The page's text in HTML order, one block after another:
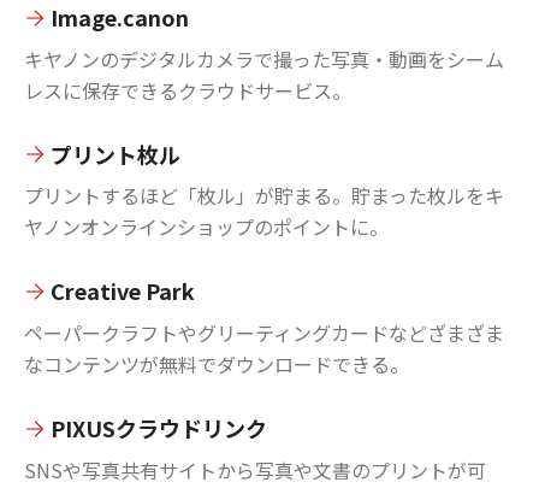
Image.canon
キヤノンのデジタルカメラで撮った写真・動画をシーム
レスに保存できるクラウドサービス。
プリント枚ル
プリントするほど「枚ル」が貯まる。貯まった枚ルをキ
ヤノンオンラインショップのポイントに。
Creative Park
ペーパークラフトやグリーティングカードなどざまざま
なコンテンツが無料でダウンロードできる。
PIXUSクラウドリンク
SNSや写真共有サイトから写真や文書のプリントが可